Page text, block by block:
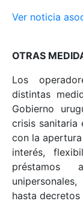
Ver noticia
OTRAS
Los
distintas
Gobierno
crisis sanitaria
con la
interés,
préstamos
hasta